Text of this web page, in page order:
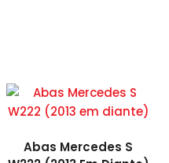
Abas Mercedes S